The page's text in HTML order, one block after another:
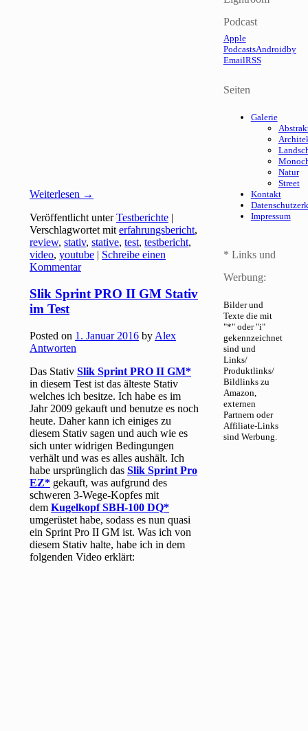
Weiterlesen →
Veröffentlicht unter Testberichte |
Verschlagwortet mit erfahrungsbericht,
review,stativ,stative,test,testbericht,
video,youtube | Schreibe einen
Kommentar
Slik Sprint PRO II GM Stativ
im Test
Posted on 1. Januar 2016 by Alex
Antworten
Das Stativ Slik Sprint PRO II GM
in diesem Test ist das älteste Stativ
welches ich besitze. Ich habe es im
Jahr 2009 gekauft und benutze es noch
heute. Daher kann ich einiges zu
diesem Stativ sagen und auch wie es
sich unter widrigen Bedingungen
verhält und was es alles aushält. Ich
habe ursprünglich dasSlik Sprint Pro
EZ
gekauft, was aufgrund des
schweren 3-Wege-Kopfes mit
demKugelkopf SBH-100 DQ
umgerüstet habe, sodass es nun quasi
ein Sprint Pro II GM ist. Was ich von
diesem Stativ halte, habe ich in dem
folgenden Video erklärt:
Podcast
Apple
PodcastsAndroidby
EmailRSS
Seiten
Galerie
Natur
Street
Kontakt
Impressum
* Links und
Werbung:
Bilder und
Texte die mit
"*" oder "i"
gekennzeichnet
sind und
Links/
Produktlinks/
Bildlinks zu
Amazon,
externen
Partnern oder
Affiliate-Links
sind Werbung.